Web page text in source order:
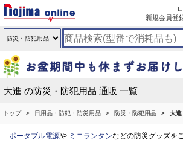
新規会員登
大進 の防災・防犯用品 通販 一覧
トップ 日用品・防犯・防災用品 防災・防犯用品 大進
ポータブル電源や ミニランタンなどの防災グッズを